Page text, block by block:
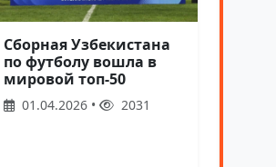
Сборная Узбекистана
по футболу вошла в
мировой топ-50
01.04.2026 • 2031